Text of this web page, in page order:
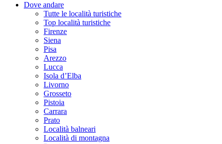
Dove andare
Tutte le località turistiche
Top località turistiche
Firenze
Siena
Pisa
Arezzo
Lucca
Isola d’Elba
Livorno
Grosseto
Pistoia
Carrara
Prato
Località balneari
Località di montagna